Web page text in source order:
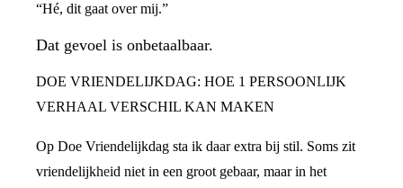
“Hé, dit gaat over mij.”
Dat gevoel is onbetaalbaar.
DOE VRIENDELIJKDAG: HOE 1 PERSOONLIJK
VERHAAL VERSCHIL KAN MAKEN
Op Doe Vriendelijkdag sta ik daar extra bij stil. Soms zit
vriendelijkheid niet in een groot gebaar, maar in het